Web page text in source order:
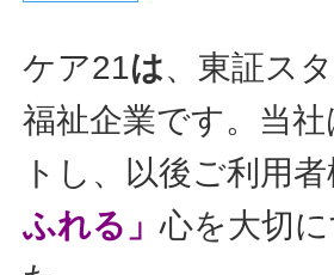
ケア21は、東証ス
福祉企業です。当
トし、以後ご利用
ふれる」心を大切